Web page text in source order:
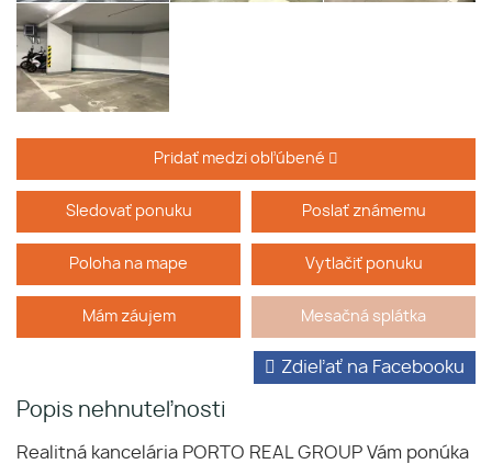
Pridať medzi obľúbené
Sledovať ponuku Poslať známemu
Poloha na mape Vytlačiť ponuku
Mám záujem Mesačná splátka
Popis nehnuteľnosti
Zdieľať na Facebooku
Realitná kancelária PORTO REAL GROUP Vám ponúka